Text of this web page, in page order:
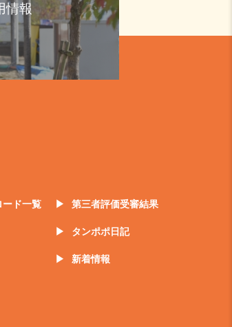
情報
ード一覧 第三者評価受審結果
タンポポ日記
新着情報